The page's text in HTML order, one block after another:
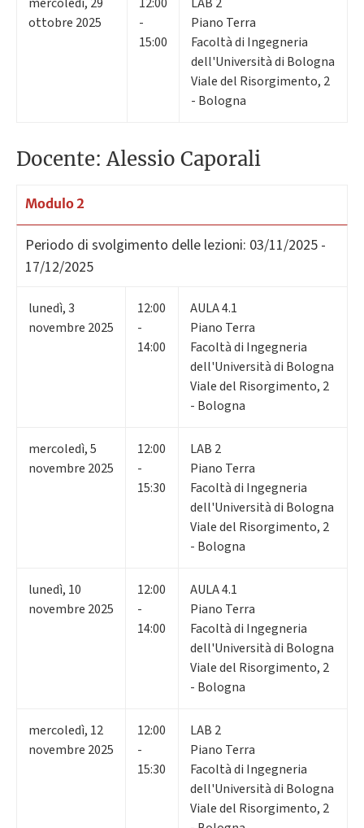
ottobre 2025
-
15:00
Piano Terra
Facoltà di Ingegneria
dell'Università di Bologna
Viale del Risorgimento, 2
- Bologna
Docente: Alessio Caporali
Modulo 2
Periodo di svolgimento delle lezioni: 03/11/2025 -
17/12/2025
lunedì,3
novembre 2025
12:00
-
14:00
AULA 4.1
Piano Terra
Facoltà di Ingegneria
dell'Università di Bologna
Viale del Risorgimento, 2
- Bologna
mercoledì,5
novembre 2025
12:00
-
15:30
LAB 2
Piano Terra
Facoltà di Ingegneria
dell'Università di Bologna
Viale del Risorgimento, 2
- Bologna
lunedì, 10
novembre 2025
12:00
-
14:00
AULA 4.1
Piano Terra
Facoltà di Ingegneria
dell'Università di Bologna
Viale del Risorgimento, 2
- Bologna
mercoledì, 12
novembre 2025
12:00
-
15:30
LAB 2
Piano Terra
Facoltà di Ingegneria
dell'Università di Bologna
Viale del Risorgimento, 2